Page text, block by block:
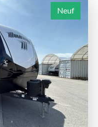
Neuf